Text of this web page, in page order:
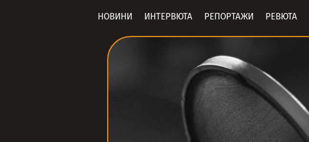
НОВИНИ ИНТЕРВЮТА РЕПОРТАЖИ РЕВЮТА